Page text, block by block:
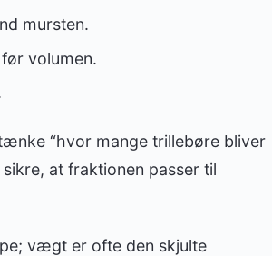
mursten.
volumen.
“hvor mange trillebøre bliver
at fraktionen passer til
vægt er ofte den skjulte